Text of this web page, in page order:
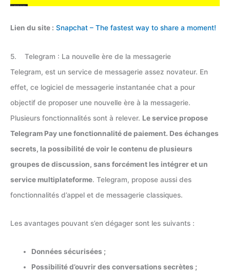
Lien du site : Snapchat – The fastest way to share a moment!
5. Telegram : La nouvelle ère de la messagerie
Telegram, est un service de messagerie assez novateur. En
effet, ce logiciel de messagerie instantanée chat a pour
objectif de proposer une nouvelle ère à la messagerie.
Plusieurs fonctionnalités sont à relever. Le service propose
Telegram Pay une fonctionnalité de paiement. Des échanges
secrets, la possibilité de voir le contenu de plusieurs
groupes de discussion, sans forcément les intégrer et un
service multiplateforme. Telegram, propose aussi des
fonctionnalités d’appel et de messagerie classiques.
Les avantages pouvant s’en dégager sont les suivants :
Données sécurisées ;
Possibilité d’ouvrir des conversations secrètes ;